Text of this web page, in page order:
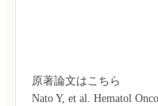
原著論文はこちら
Nato Y, et al. Hematol